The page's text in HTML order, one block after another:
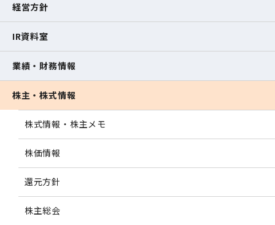
経営方針
IR資料室
業績・財務情報
株主・株式情報
株式情報・株主メモ
株価情報
還元方針
株主総会